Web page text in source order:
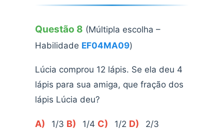
Questão 8 (Múltipla escolha –
Habilidade EF04MA09)
Lúcia comprou 12 lápis. Se ela deu 4
lápis para sua amiga, que fração dos
lápis Lúcia deu?
A) 1/3 B) 1/4 C) 1/2 D) 2/3